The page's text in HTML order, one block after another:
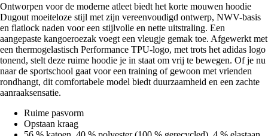
Ontworpen voor de moderne atleet biedt het korte mouwen hoodie
Dugout moeiteloze stijl met zijn vereenvoudigd ontwerp, NWV-basis
en flatlock naden voor een stijlvolle en nette uitstraling. Een
aangepaste kangoeroezak voegt een vleugje gemak toe. Afgewerkt met
een thermogelastisch Performance TPU-logo, met trots het adidas logo
tonend, stelt deze ruime hoodie je in staat om vrij te bewegen. Of je nu
naar de sportschool gaat voor een training of gewoon met vrienden
rondhangt, dit comfortabele model biedt duurzaamheid en een zachte
aanraaksensatie.
Ruime pasvorm
Opstaan kraag